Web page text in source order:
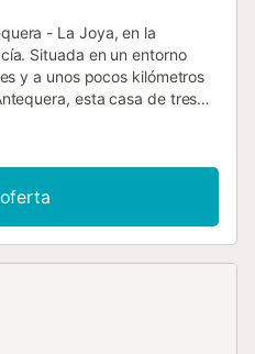
- La Joya, en la
Situada en un entorno
y a unos pocos kilómetros
esta casa de tres
relajantes. El
cama doble y un cuarto
hay otro dormitorio con una
dormitorio con dos camas
de radiadores eléctricos. El